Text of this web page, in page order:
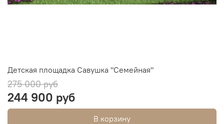
Детская площадка Савушка "Семейная"
275 000 руб
244 900 руб
В корзину